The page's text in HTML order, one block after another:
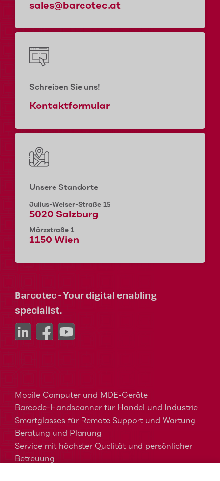
sales@barcotec.at
Schreiben Sie uns!
Kontaktformular
Unsere Standorte
Julius-Welser-Straße 15
5020 Salzburg
Märzstraße 1
1150 Wien
Barcotec - Your digital enabling
specialist.
Mobile Computer und MDE-Geräte
Barcode-Handscanner für Handel und Industrie
Smartglasses für Remote Support und Wartung
Beratung und Planung
Service mit höchster Qualität und persönlicher
Betreuung